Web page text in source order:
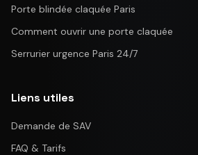
Porte blindée claquée Paris
Comment ouvrir une porte claquée
Serrurier urgence Paris 24/7
Liens utiles
Demande de SAV
FAQ & Tarifs